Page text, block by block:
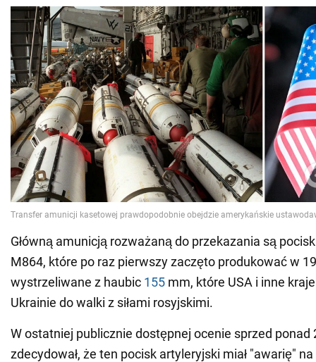
Główną amunicją rozważaną do przekazania są
M864, które po raz pierwszy zaczęto produkować w
wystrzeliwane z haubic 155 mm, które USA i inne
Ukrainie do walki z siłami rosyjskimi.
W ostatniej publicznie dostępnej ocenie sprzed ponad
zdecydował, że ten pocisk artyleryjski miał "awarię"